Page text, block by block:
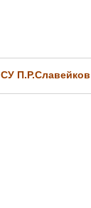
СУ П.Р.Славейков